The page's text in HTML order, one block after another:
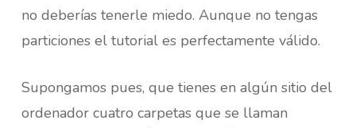
no deberías tenerle miedo. Aunque no tengas
particiones el tutorial es perfectamente válido.
Supongamos pues, que tienes en algún sitio del
ordenador cuatro carpetas que se llaman